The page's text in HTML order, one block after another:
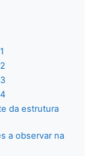
da estrutura
a observar na